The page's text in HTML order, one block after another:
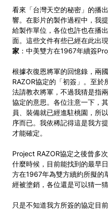
看來「台灣天空的秘密」的播
響。在影片的製作過程中，我
給製作單位，各位也許也在播
面。這些文件有些已經在此出
家 ：中美雙方在1967年續簽
根據衣復恩將軍的回憶錄，兩
RAZOR協定的「初簽」。至
法請教衣將軍，不過我猜是指
協定的意思。各位注意一下，
員、裝備就已經進駐桃園，所
序而已。我依稀記得這是我方
才能確定。
Project RAZOR協定之後曾多
什麼時候，目前能找到的最早
方在1967年為雙方續約所擬的
經被塗銷，各位還是可以猜一猜
只是不知道我方所簽的協定目